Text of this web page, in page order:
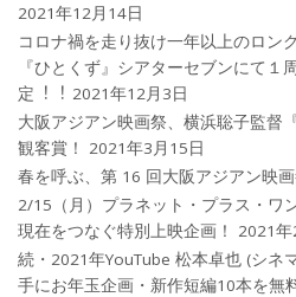
2021年12月14日
コロナ禍を⾛り抜け⼀年以上のロン
『ひとくず』シアターセブンにて１
定︕︕ 2021年12月3日
大阪アジアン映画祭、横浜聡子監督
観客賞！
2021年3月15日
春を呼ぶ、第 16 回大阪アジアン映画
2/15（月）プラネット・プラス・ワ
現在をつなぐ特別上映企画！
2021
続・2021年YouTube 松本卓也 (シネ
手にお年玉企画・新作短編10本を無